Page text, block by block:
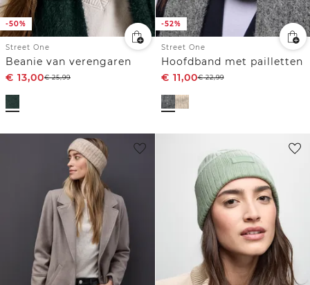
-50%
Street One
Beanie van verengaren
€ 13,00€25,99
-52%
Street One
Hoofdband met pailletten
€ 11,00€22,99